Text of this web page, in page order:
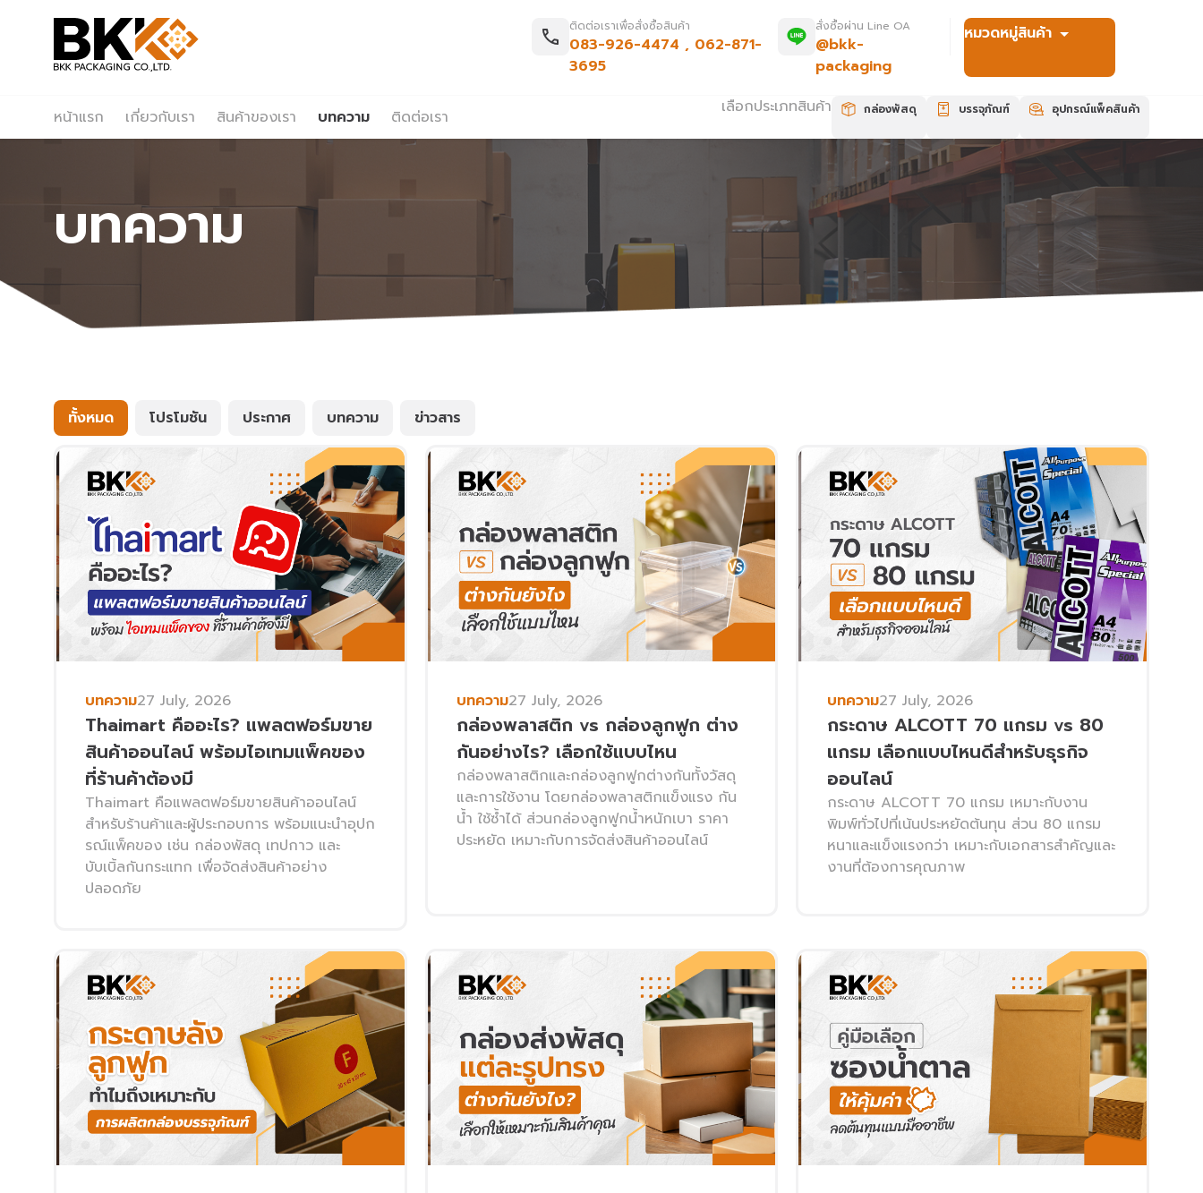
ติดต่อเราเพื่อสั่งซื้อสินค้า
083-926-4474 , 062-871-
3695
สั่งซื้อผ่าน Line OA
@bkk-
packaging
หมวดหมู่สินค้า
หน้าแรก เกี่ยวกับเรา สินค้าของเรา บทความ ติดต่อเรา เลือกประเภทสินค้า กล่องพัสดุ บรรจุภัณฑ์ อุปกรณ์แพ็คสินค้า
บทความ
ทั้งหมด โปรโมชัน ประกาศ บทความ ข่าวสาร
บทความ27 July, 2026
Thaimart คืออะไร? แพลตฟอร์มขาย
สินค้าออนไลน์ พร้อมไอเทมแพ็คของ
ที่ร้านค้าต้องมี
Thaimart คือแพลตฟอร์มขายสินค้าออนไลน์
สำหรับร้านค้าและผู้ประกอบการ พร้อมแนะนำอุปก
รณ์แพ็คของ เช่น กล่องพัสดุ เทปกาว และ
บับเบิ้ลกันกระแทก เพื่อจัดส่งสินค้าอย่าง
ปลอดภัย
บทความ27 July, 2026
กล่องพลาสติก vs กล่องลูกฟูก ต่าง
กันอย่างไร? เลือกใช้แบบไหน
กล่องพลาสติกและกล่องลูกฟูกต่างกันทั้งวัสดุ
และการใช้งาน โดยกล่องพลาสติกแข็งแรง กัน
น้ำ ใช้ซ้ำได้ ส่วนกล่องลูกฟูกน้ำหนักเบา ราคา
ประหยัด เหมาะกับการจัดส่งสินค้าออนไลน์
บทความ27 July, 2026
กระดาษ ALCOTT 70 แกรม vs 80
แกรม เลือกแบบไหนดีสำหรับธุรกิจ
ออนไลน์
กระดาษ ALCOTT 70 แกรม เหมาะกับงาน
พิมพ์ทั่วไปที่เน้นประหยัดต้นทุน ส่วน 80 แกรม
หนาและแข็งแรงกว่า เหมาะกับเอกสารสำคัญและ
งานที่ต้องการคุณภาพ